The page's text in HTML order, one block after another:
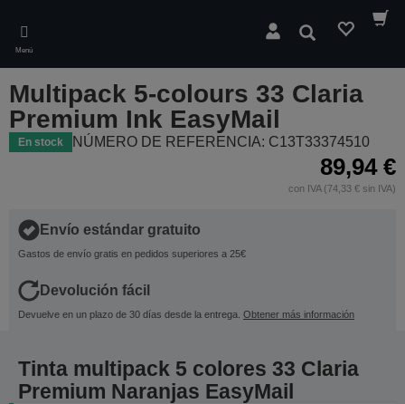
main
content
Menú
Buscar
Multipack 5-colours 33 Claria
Premium Ink EasyMail
En stock NÚMERO DE REFERENCIA: C13T33374510
89,94 €
con IVA (74,33 € sin IVA)
Envío estándar gratuito
Gastos de envío gratis en pedidos superiores a 25€
Devolución fácil
Devuelve en un plazo de 30 días desde la entrega. Obtener más información
Tinta multipack 5 colores 33 Claria
Premium Naranjas EasyMail